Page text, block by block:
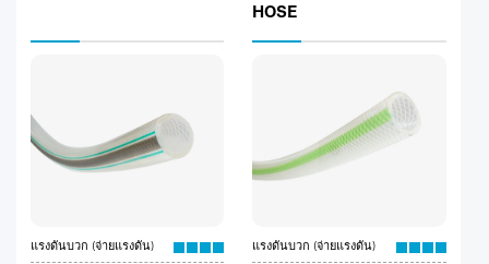
แรงดันบวก (จ่ายแรงดัน)
HOSE
แรงดันบวก (จ่ายแรงดัน)